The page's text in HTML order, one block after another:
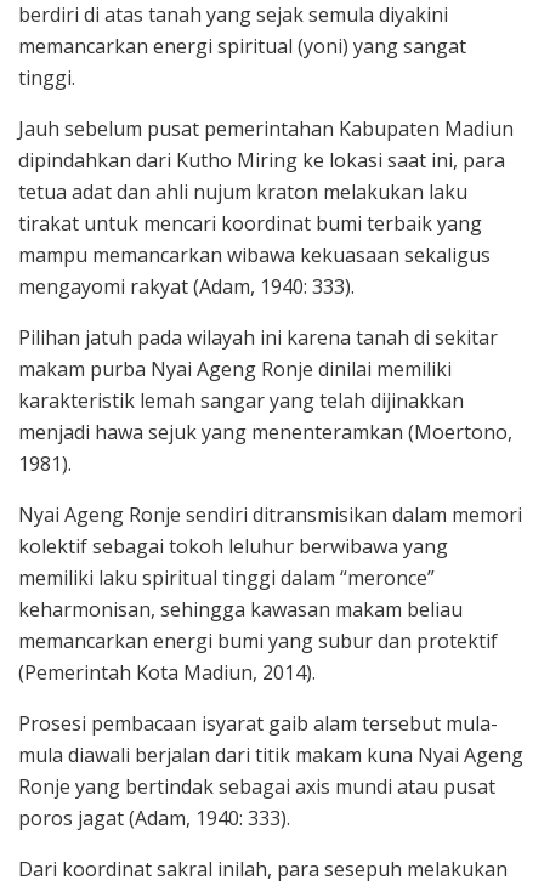
berdiri di atas tanah yang sejak semula diyakini
memancarkan energi spiritual (yoni) yang sangat
tinggi.
Jauh sebelum pusat pemerintahan Kabupaten Madiun
dipindahkan dari Kutho Miring ke lokasi saat ini, para
tetua adat dan ahli nujum kraton melakukan laku
tirakat untuk mencari koordinat bumi terbaik yang
mampu memancarkan wibawa kekuasaan sekaligus
mengayomi rakyat (Adam, 1940: 333).
Pilihan jatuh pada wilayah ini karena tanah di sekitar
makam purba Nyai Ageng Ronje dinilai memiliki
karakteristik lemah sangar yang telah dijinakkan
menjadi hawa sejuk yang menenteramkan (Moertono,
1981).
Nyai Ageng Ronje sendiri ditransmisikan dalam memori
kolektif sebagai tokoh leluhur berwibawa yang
memiliki laku spiritual tinggi dalam “meronce”
keharmonisan, sehingga kawasan makam beliau
memancarkan energi bumi yang subur dan protektif
(Pemerintah Kota Madiun, 2014).
Prosesi pembacaan isyarat gaib alam tersebut mula-
mula diawali berjalan dari titik makam kuna Nyai Ageng
Ronje yang bertindak sebagai axis mundi atau pusat
poros jagat (Adam, 1940: 333).
Dari koordinat sakral inilah, para sesepuh melakukan